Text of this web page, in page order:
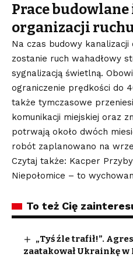
Prace
organizacji
Na czas budowy
zostanie ruch wahadłowy
sygnalizacją świetlną.
ograniczenie prędkości do
także tymczasowe
komunikacji miejskiej oraz
potrwają około dwóch
robót zaplanowano na
Czytaj także: Kacper
Niepołomice – to
To też Cię
„Tyś źle trafił!”.
zaatakował Ukrainkę